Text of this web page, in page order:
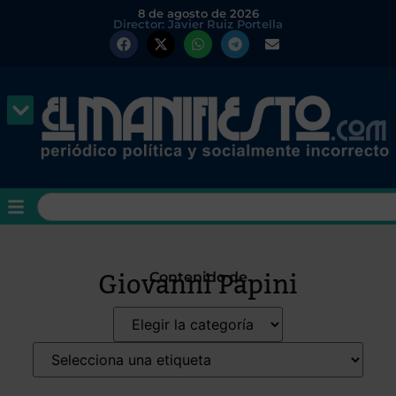
8 de agosto de 2026
Director: Javier Ruiz Portella
Contenido de
Giovanni Papini